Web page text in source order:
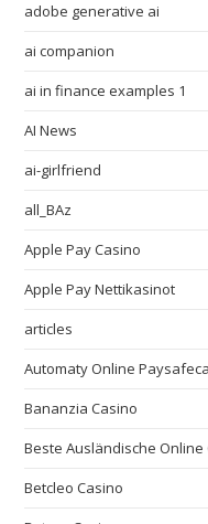
adobe generative ai
ai companion
ai in finance examples 1
AI News
ai-girlfriend
all_BAz
Apple Pay Casino
Apple Pay Nettikasinot
articles
Automaty Online
Bananzia Casino
Beste Ausländische Online
Betcleo Casino